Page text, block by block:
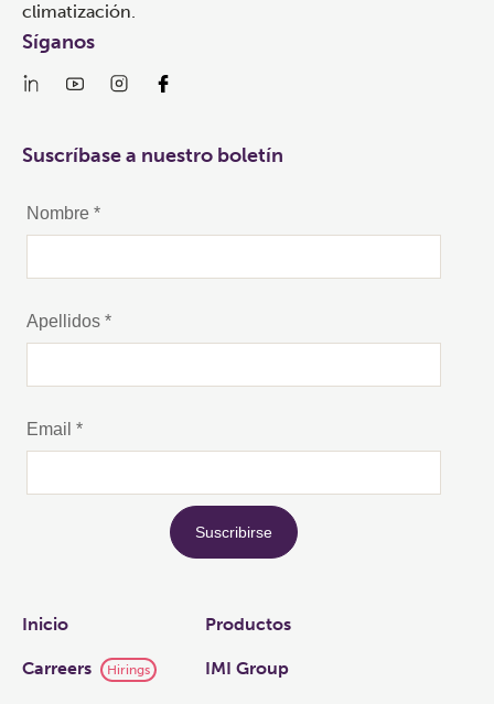
climatización.
Links
Inicio Productos
Carreers Hirings IMI Group
Síganos
Suscríbase a nuestro boletín